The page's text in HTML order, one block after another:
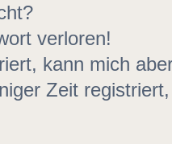
verloren!
kann mich
Zeit